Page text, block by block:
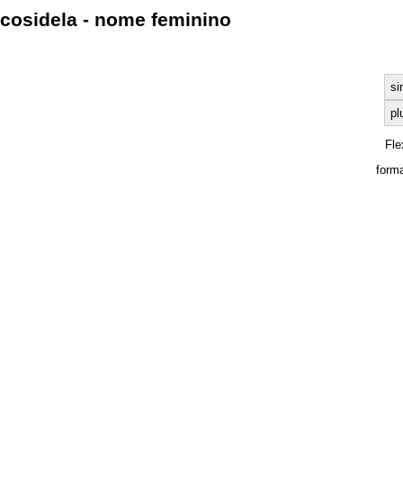
cosidela - nome feminino